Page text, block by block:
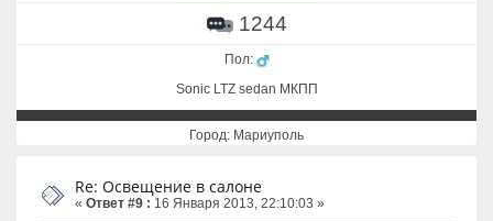
1244
Пол:
Sonic LTZ sedan МКПП
Город: Мариуполь
Re: Освещение в салоне
« Ответ #9 : 16 Января 2013, 22:10:03 »